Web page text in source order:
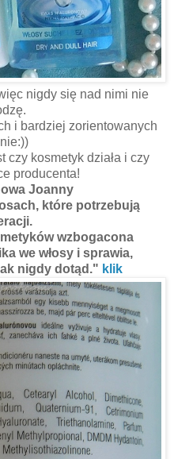
nigdy się nad nimi nie
i bardziej zorientowanych
kosmetyk działa i czy
producenta!
Joanny
które potrzebują
wzbogacona
we włosy i sprawia,
nigdy dotąd." klik